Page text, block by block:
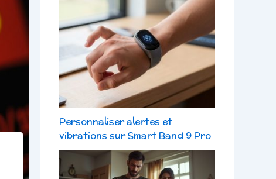
Personnaliser alertes et
vibrations sur Smart Band 9 Pro